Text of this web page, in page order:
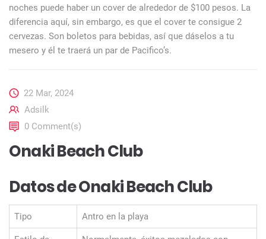
noches puede haber un cover de alrededor de $100 pesos. La
diferencia aquí, sin embargo, es que el cover te consigue 2
cervezas. Son boletos para bebidas, así que dáselos a tu
mesero y él te traerá un par de Pacifico’s.
22 Mar, 2024
Adsilk
0 Comment(s)
Onaki Beach Club
Datos de Onaki Beach Club
Tipo Antro en la playa